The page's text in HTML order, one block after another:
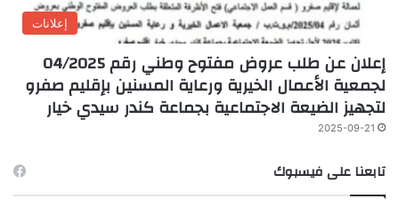
إعلانات
إعلان عن طلب عروض مفتوح وطني رقم 04/2025
لجمعية الأعمال الخيرية ورعاية المسنين بإقليم صفرو
لتجهيز الضيعة الاجتماعية بجماعة كندر سيدي خيار
2025-09-21
تابعنا على فيسبوك